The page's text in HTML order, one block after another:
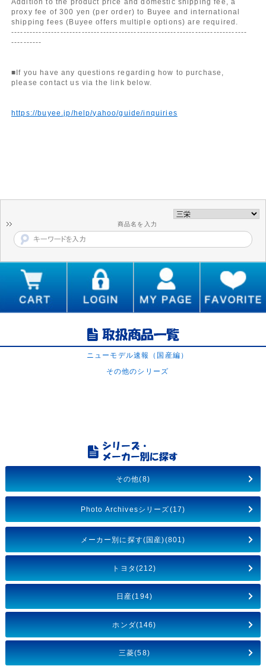
Addition to the product price and domestic shipping fee, a
proxy fee of 300 yen (per order) to Buyee and international
shipping fees (Buyee offers multiple options) are required.
-----------------------------------------------------------------------------
----------
■If you have any questions regarding how to purchase,
please contact us via the link below.
https://buyee.jp/help/yahoo/guide/inquiries
商品名を入力
ニューモデル速報（国産編）
その他のシリーズ
その他(8)
Photo Archivesシリーズ(17)
メーカー別に探す(国産)(801)
トヨタ(212)
日産(194)
ホンダ(146)
三菱(58)